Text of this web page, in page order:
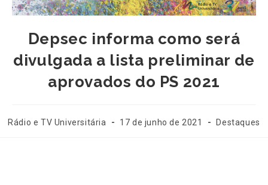
Depsec informa como será
divulgada a lista preliminar de
aprovados do PS 2021
Rádio e TV Universitária 17 de junho de 2021 Destaques